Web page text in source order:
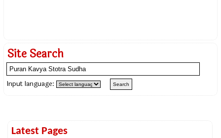
Site Search
Input language:
Latest Pages